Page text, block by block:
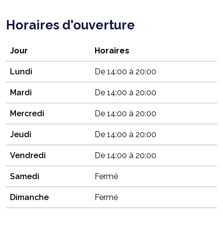
Horaires d'ouverture
Jour Horaires
Lundi De 14:00 à 20:00
Mardi De 14:00 à 20:00
Mercredi De 14:00 à 20:00
Jeudi De 14:00 à 20:00
Vendredi De 14:00 à 20:00
Samedi Fermé
Dimanche Fermé